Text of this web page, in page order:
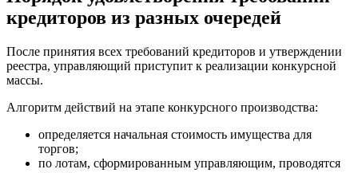
кредиторов из разных очередей
После принятия всех требований кредиторов и утверждении
реестра, управляющий приступит к реализации конкурсной
массы.
Алгоритм действий на этапе конкурсного производства:
определяется начальная стоимость имущества для
торгов;
по лотам, сформированным управляющим, проводятся